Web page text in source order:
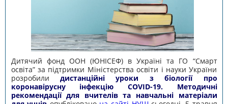
Дитячий фонд ООН (ЮНІСЕФ) в Україні та ГО “Смарт
освіта” за підтримки Міністерства освіти і науки України
розробили дистанційні уроки з біології про
коронавірусну інфекцію COVID-19.
Методичні
рекомендації для вчителів та навчальні матеріали